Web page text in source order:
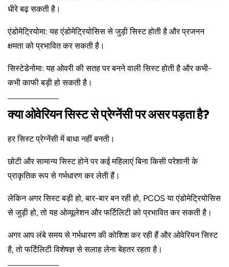
धीरे बढ़ सकती है।
एंडोमेट्रियोमा: यह एंडोमेट्रियोसिस से जुड़ी सिस्ट होती है और प्रजनन
क्षमता को प्रभावित कर सकती है।
सिस्टेडेनोमा: यह ओवरी की सतह पर बनने वाली सिस्ट होती है और कभी-
कभी काफी बड़ी हो सकती है।
क्या ओवेरियन सिस्ट से प्रेग्नेंसी पर असर पड़ता है?
हर सिस्ट प्रेग्नेंसी में बाधा नहीं बनती।
छोटी और सामान्य सिस्ट होने पर कई महिलाएं बिना किसी परेशानी के
प्राकृतिक रूप से गर्भधारण कर लेती हैं।
लेकिन अगर सिस्ट बड़ी हो, बार-बार बन रही हो, PCOS या एंडोमेट्रियोसिस
से जुड़ी हो, तो यह ओव्यूलेशन और फर्टिलिटी को प्रभावित कर सकती है।
अगर आप लंबे समय से गर्भधारण की कोशिश कर रही हैं और ओवेरियन सिस्ट
है, तो फर्टिलिटी विशेषज्ञ से सलाह लेना बेहतर रहता है।